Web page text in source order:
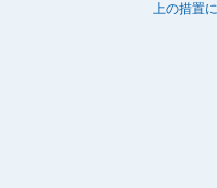
上の措置